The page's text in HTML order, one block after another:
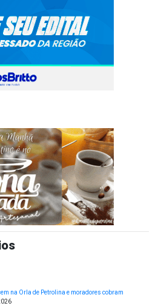
na Orla de Petrolina e moradores cobram